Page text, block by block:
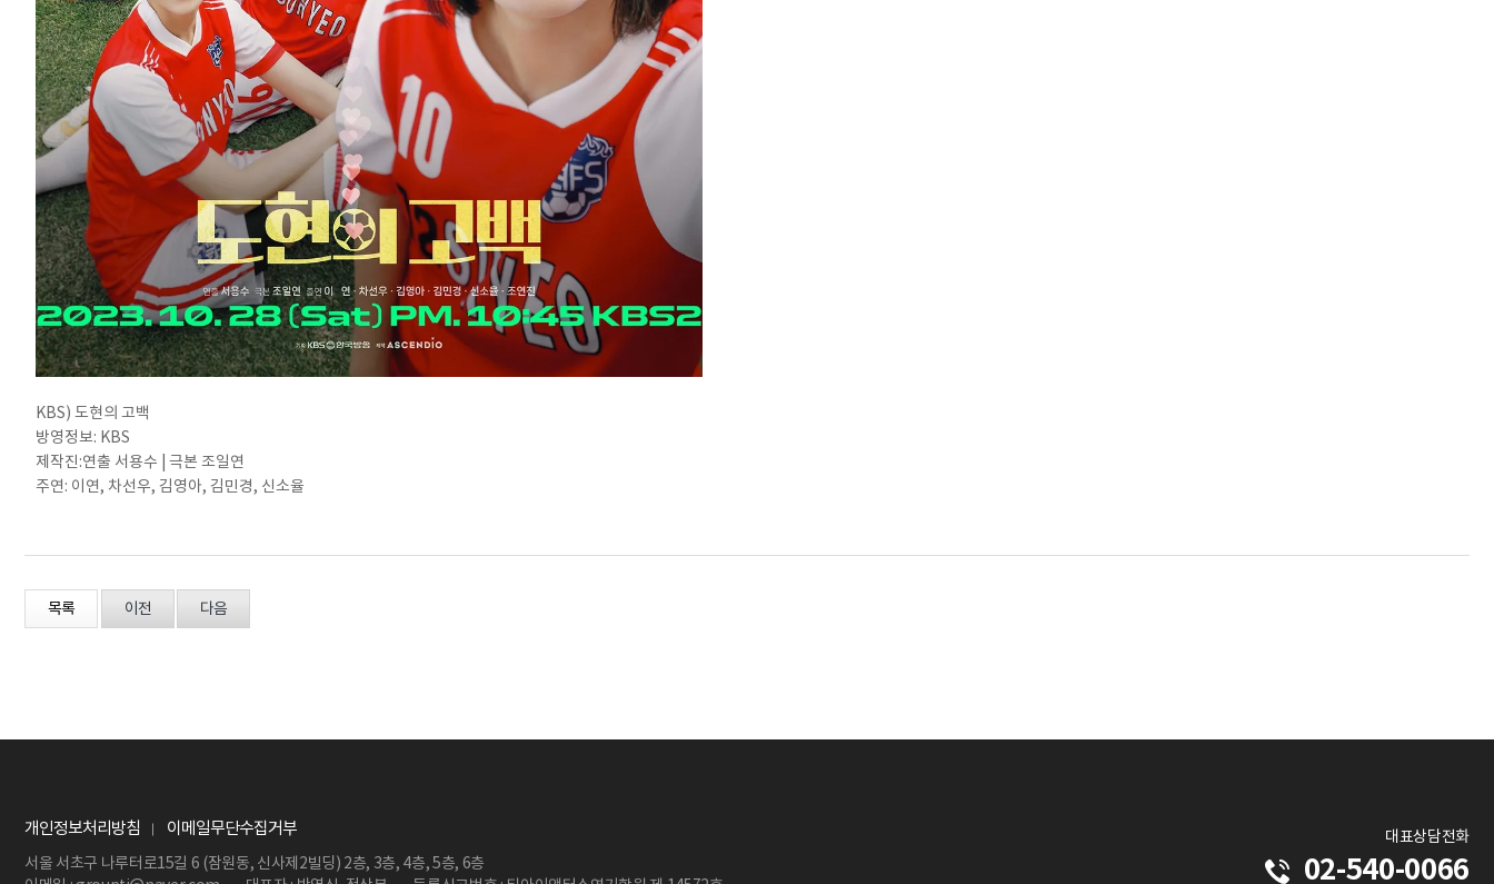
KBS) 도현의 고백
방영정보: KBS
제작진:연출 서용수 | 극본 조일연
주연: 이연, 차선우, 김영아, 김민경, 신소율
목록 이전 다음
개인정보처리방침 이메일무단수집거부
서울 서초구 나루터로15길 6 (잠원동, 신사제2빌딩) 2층, 3층, 4층, 5층, 6층
대표상담전화
02-540-0066